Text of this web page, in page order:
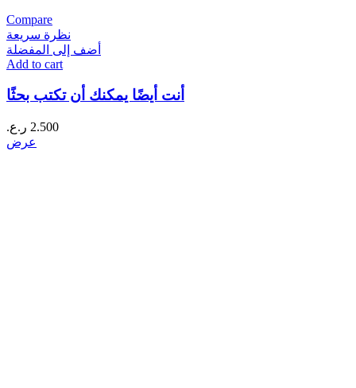
Compare
نظرة سريعة
أضف إلى المفضلة
Add to cart
أنت أيضًا يمكنك أن تكتب بحثًا
2.500 ر.ع.
عرض